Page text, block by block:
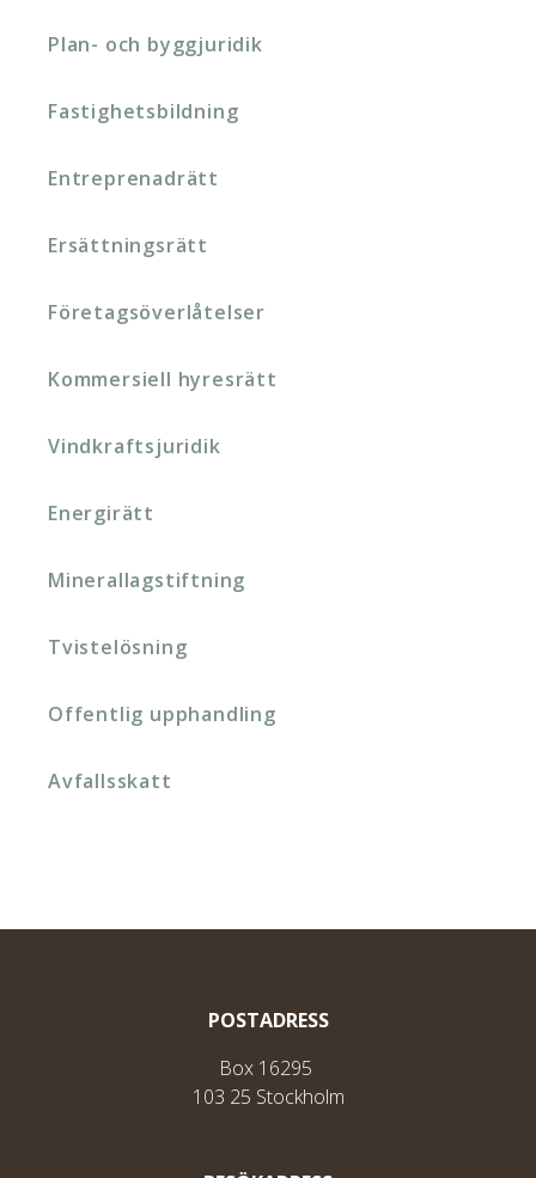
Plan- och byggjuridik
Fastighetsbildning
Entreprenadrätt
Ersättningsrätt
Företagsöverlåtelser
Kommersiell hyresrätt
Vindkraftsjuridik
Energirätt
Minerallagstiftning
Tvistelösning
Offentlig upphandling
Avfallsskatt
POSTADRESS
Box 16295
103 25 Stockholm